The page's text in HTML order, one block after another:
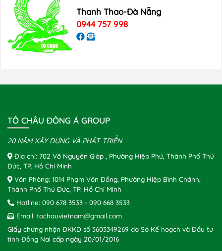
Thanh Thao-Đà Nẵng
0944 757 998
TÔ CHÂU ĐÔNG Á GROUP
20 NĂM XÂY DỰNG VÀ PHÁT TRIỂN
Địa chỉ: 702 Võ Nguyên Giáp , Phường Hiệp Phú, Thành Phố Thủ
Đức, TP. Hồ Chí Minh
Văn Phòng: 1014 Phạm Văn Đồng, Phường Hiệp Bình Chánh,
Thành Phố Thủ Đức, TP. Hồ Chí Minh
Hotline: 090 678 3533 - 090 668 3533
Email: tochauvietnam@gmail.com
Giấy chứng nhận ĐKKD số 3603349269 do Sở Kế hoạch và Đầu tư
tỉnh Đồng Nai cấp ngày 20/01/2016